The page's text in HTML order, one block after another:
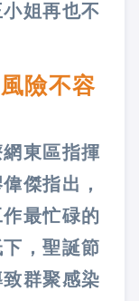
姐再也不
險不容
東區指揮
傑指出，
最忙碌的
，聖誕節
群聚感染